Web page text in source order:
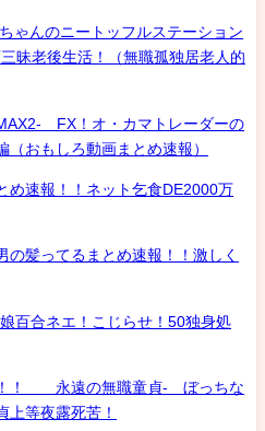
ゃんのニートッフルステーション
昧老後生活！（無職孤独居老人的
FX！オ・カマトレーダーの
おもしろ動画まとめ速報）
め速報！！ネット乞食DE2000万
の髪ってるまとめ速報！！激しく
百合ネエ！こじらせ！50独身処
！！ 永遠の無職童貞- ぼっちな
上等夜露死苦！